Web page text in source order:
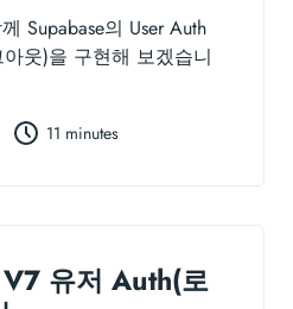
Supabase의 User Auth
웃)을 구현해 보겠습니
11 minutes
유저 Auth(로